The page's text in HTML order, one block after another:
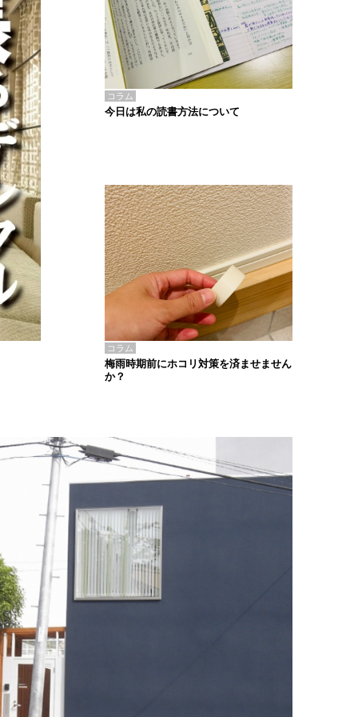
コラム
今日は私の読書方法について
コラム
梅雨時期前にホコリ対策を済ませません
か？